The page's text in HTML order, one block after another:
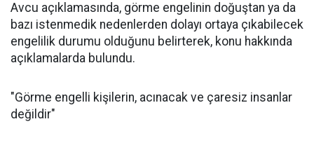
Avcu açıklamasında, görme engelinin doğuştan ya da
bazı istenmedik nedenlerden dolayı ortaya çıkabilecek
engelilik durumu olduğunu belirterek, konu hakkında
açıklamalarda bulundu.
"Görme engelli kişilerin, acınacak ve çaresiz insanlar
değildir"